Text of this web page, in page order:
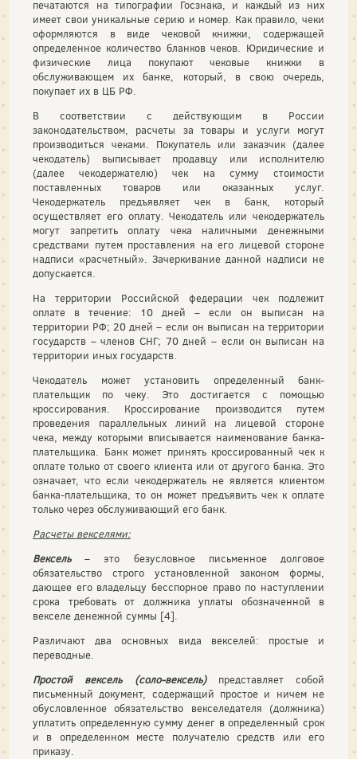
печатаются на типографии Госзнака, и каждый из них
имеет свои уникальные серию и номер. Как правило, чеки
оформляются в виде чековой книжки, содержащей
определенное количество бланков чеков. Юридические и
физические лица покупают чековые книжки в
обслуживающем их банке, который, в свою очередь,
покупает их в ЦБ РФ.
В соответствии с действующим в России
законодательством, расчеты за товары и услуги могут
производиться чеками. Покупатель или заказчик (далее
чекодатель) выписывает продавцу или исполнителю
(далее чекодержателю) чек на сумму стоимости
поставленных товаров или оказанных услуг.
Чекодержатель предъявляет чек в банк, который
осуществляет его оплату. Чекодатель или чекодержатель
могут запретить оплату чека наличными денежными
средствами путем проставления на его лицевой стороне
надписи «расчетный». Зачеркивание данной надписи не
допускается.
На территории Российской федерации чек подлежит
оплате в течение: 10 дней – если он выписан на
территории РФ; 20 дней – если он выписан на территории
государств – членов СНГ; 70 дней – если он выписан на
территории иных государств.
Чекодатель может установить определенный банк-
плательщик по чеку. Это достигается с помощью
кроссирования. Кроссирование производится путем
проведения параллельных линий на лицевой стороне
чека, между которыми вписывается наименование банка-
плательщика. Банк может принять кроссированный чек к
оплате только от своего клиента или от другого банка. Это
означает, что если чекодержатель не является клиентом
банка-плательщика, то он может предъявить чек к оплате
только через обслуживающий его банк.
Расчеты векселями:
Вексель– это безусловное письменное долговое
обязательство строго установленной законом формы,
дающее его владельцу бесспорное право по наступлении
срока требовать от должника уплаты обозначенной в
векселе денежной суммы [4].
Различают два основных вида векселей: простые и
переводные.
Простой вексель (соло-вексель)представляет собой
письменный документ, содержащий простое и ничем не
обусловленное обязательство векселедателя (должника)
уплатить определенную сумму денег в определенный срок
и в определенном месте получателю средств или его
приказу.